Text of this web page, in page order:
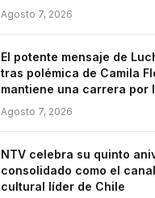
Agosto 7, 2026
El potente mensaje de
tras polémica de Camila
mantiene una carrera por
Agosto 7, 2026
NTV celebra su quinto
consolidado como el
cultural líder de Chile